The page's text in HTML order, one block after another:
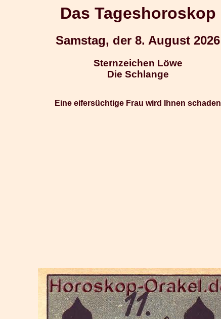
Das Tageshoroskop
Samstag, der 8. August 2026
Sternzeichen Löwe
Die Schlange
Eine eifersüchtige Frau wird Ihnen schaden